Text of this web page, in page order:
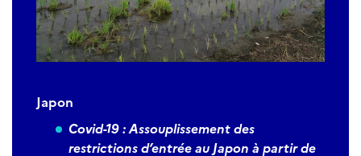
Japon
Covid-19 : Assouplissement des
restrictions d’entrée au Japon à partir de